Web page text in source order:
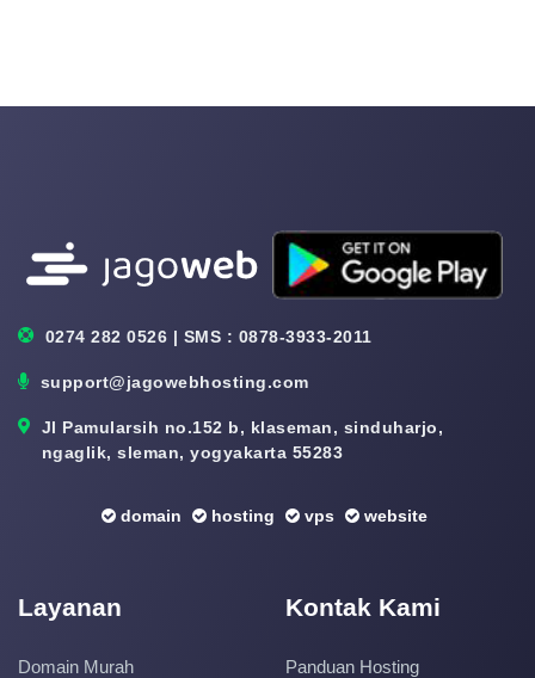
0274 282 0526 | SMS : 0878-3933-2011
support@jagowebhosting.com
Jl Pamularsih no.152 b, klaseman, sinduharjo,
ngaglik, sleman, yogyakarta 55283
domain hosting vps website
Layanan
Domain Murah
Kontak Kami
Panduan Hosting